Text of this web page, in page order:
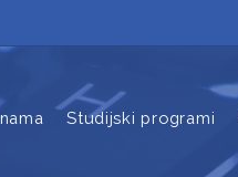
Studijski programi